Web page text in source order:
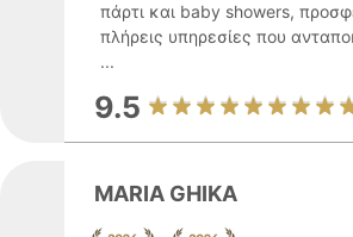
πάρτι και baby showers,
πλήρεις υπηρεσίες που
...
9.5
MARIA GHIKA